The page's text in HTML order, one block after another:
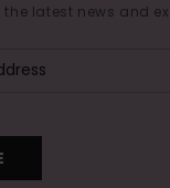
latest news and